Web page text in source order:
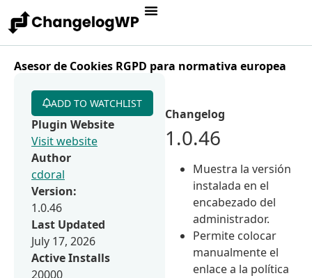
Asesor de Cookies RGPD para normativa europea
Changelog
1.0.46
Muestra la versión
instalada en el
encabezado del
administrador.
Permite colocar
manualmente el
enlace a la política
ADD TO WATCHLIST
Plugin Website
Visit website
Author
cdoral
Version:
1.0.46
Last Updated
July 17, 2026
Active Installs
20000